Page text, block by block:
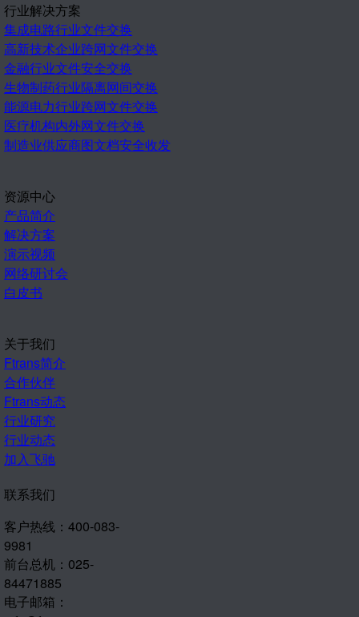
行业解决方案
集成电路行业文件交换
高新技术企业跨网文件交换
金融行业文件安全交换
生物制药行业隔离网间交换
能源电力行业跨网文件交换
医疗机构内外网文件交换
制造业供应商图文档安全收发
资源中心
产品简介
解决方案
演示视频
网络研讨会
白皮书
关于我们
Ftrans简介
合作伙伴
Ftrans动态
行业研究
行业动态
加入飞驰
联系我们
客户热线：400-083-
9981
前台总机：025-
84471885
电子邮箱：